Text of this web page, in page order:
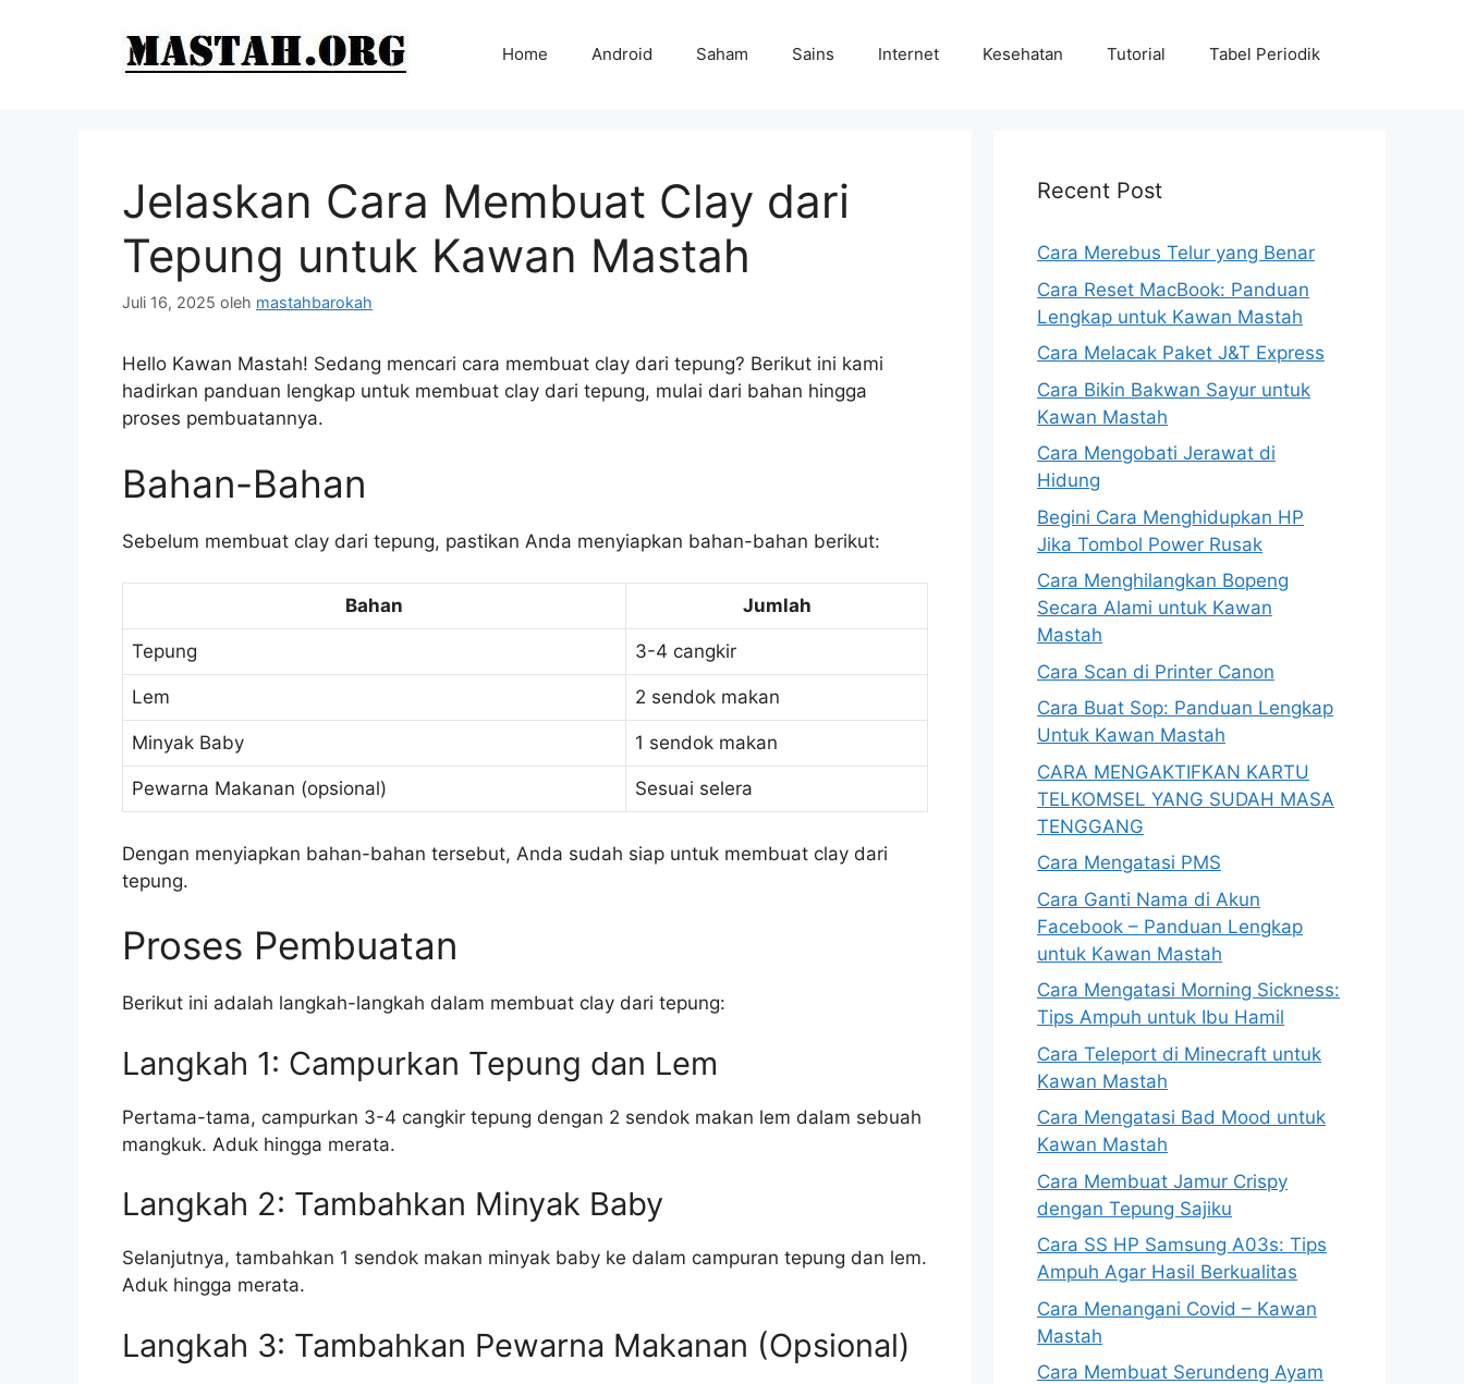
Home Android Saham Sains Internet Kesehatan Tutorial Tabel Periodik
Jelaskan Cara Membuat Clay dari
Tepung untuk Kawan Mastah
Juli 16, 2025 oleh mastahbarokah
Hello Kawan Mastah! Sedang mencari cara membuat clay dari tepung? Berikut ini kami
hadirkan panduan lengkap untuk membuat clay dari tepung, mulai dari bahan hingga
proses pembuatannya.
Bahan-Bahan
Sebelum membuat clay dari tepung, pastikan Anda menyiapkan bahan-bahan berikut:
Bahan Jumlah
Tepung 3-4 cangkir
Lem 2 sendok makan
Minyak Baby 1 sendok makan
Pewarna Makanan (opsional) Sesuai selera
Dengan menyiapkan bahan-bahan tersebut, Anda sudah siap untuk membuat clay dari
tepung.
Proses Pembuatan
Berikut ini adalah langkah-langkah dalam membuat clay dari tepung:
Langkah 1: Campurkan Tepung dan Lem
Pertama-tama, campurkan 3-4 cangkir tepung dengan 2 sendok makan lem dalam sebuah
mangkuk. Aduk hingga merata.
Langkah 2: Tambahkan Minyak Baby
Selanjutnya, tambahkan 1 sendok makan minyak baby ke dalam campuran tepung dan lem.
Aduk hingga merata.
Langkah 3: Tambahkan Pewarna Makanan (Opsional)
Recent Post
Cara Merebus Telur yang Benar
Cara Reset MacBook: Panduan
Lengkap untuk Kawan Mastah
Cara Melacak Paket J&T Express
Cara Bikin Bakwan Sayur untuk
Kawan Mastah
Cara Mengobati Jerawat di
Hidung
Begini Cara Menghidupkan HP
Jika Tombol Power Rusak
Cara Menghilangkan Bopeng
Secara Alami untuk Kawan
Mastah
Cara Scan di Printer Canon
Cara Buat Sop: Panduan Lengkap
Untuk Kawan Mastah
CARA MENGAKTIFKAN KARTU
TELKOMSEL YANG SUDAH MASA
TENGGANG
Cara Mengatasi PMS
Cara Ganti Nama di Akun
Facebook – Panduan Lengkap
untuk Kawan Mastah
Cara Mengatasi Morning Sickness:
Tips Ampuh untuk Ibu Hamil
Cara Teleport di Minecraft untuk
Kawan Mastah
Cara Mengatasi Bad Mood untuk
Kawan Mastah
Cara Membuat Jamur Crispy
dengan Tepung Sajiku
Cara SS HP Samsung A03s: Tips
Ampuh Agar Hasil Berkualitas
Cara Menangani Covid – Kawan
Mastah
Cara Membuat Serundeng Ayam